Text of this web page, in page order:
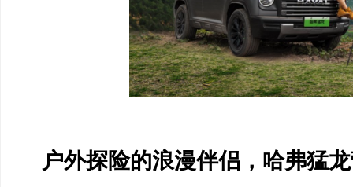
户外探险的浪漫伴侣，哈弗猛龙